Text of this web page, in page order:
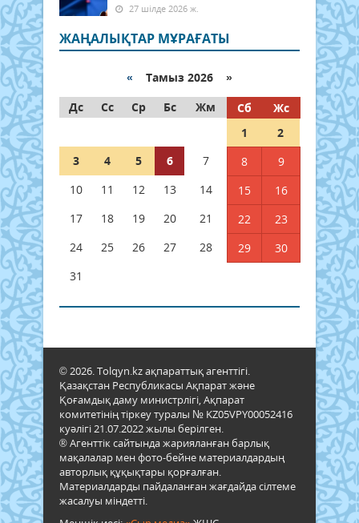
27 шілде 2026 ж.
ЖАҢАЛЫҚТАР МҰРАҒАТЫ
« Тамыз 2026 »
Дс
Сс Ср Бс Жм Сб
Жс
1
2
3
4 5 6 7 8
9
10
11 12 13 14 15
16
17
18 19 20 21 22
23
24
25 26 27 28 29
30
31
© 2026. Tolqyn.kz ақпараттық агенттігі.
Қазақстан Республикасы Ақпарат және
Қоғамдық даму министрлігі, Ақпарат
комитетінің тіркеу туралы № KZ05VPY00052416
куәлігі 21.07.2022 жылы берілген.
® Агенттік сайтында жарияланған барлық
мақалалар мен фото-бейне материалдардың
авторлық құқықтары қорғалған.
Материалдарды пайдаланған жағдайда сілтеме
жасалуы міндетті.